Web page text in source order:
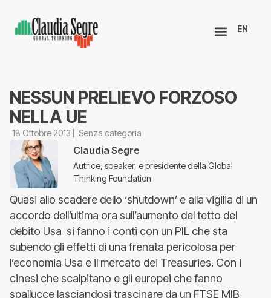
EN
NESSUN PRELIEVO FORZOSO
NELLA UE
18 Ottobre 2013 Senza categoria
Claudia Segre
Autrice, speaker, e presidente della Global
Thinking Foundation
Quasi allo scadere dello ‘shutdown’ e alla vigilia di un
accordo dell’ultima ora sull’aumento del tetto del
debito Usa si fanno i conti con un PIL che sta
subendo gli effetti di una frenata pericolosa per
l’economia Usa e il mercato dei Treasuries. Con i
cinesi che scalpitano e gli europei che fanno
spallucce lasciandosi trascinare da un FTSE MIB